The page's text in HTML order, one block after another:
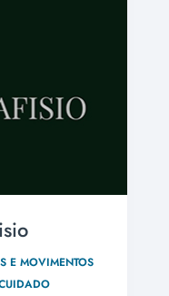
E MOVIMENTOS